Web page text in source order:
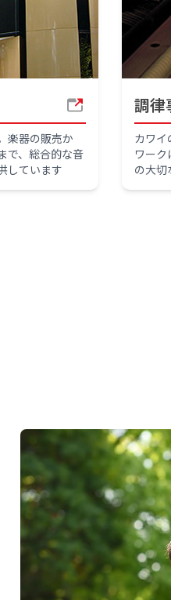
楽器の販売か
で、総合的な音
しています
調律
カワイ
ワー
の大切